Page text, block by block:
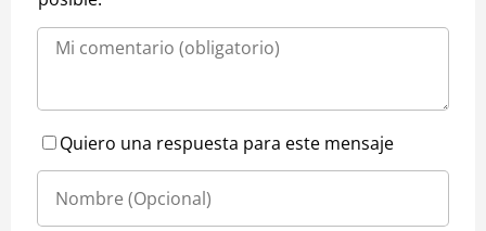
Quiero una respuesta para este mensaje